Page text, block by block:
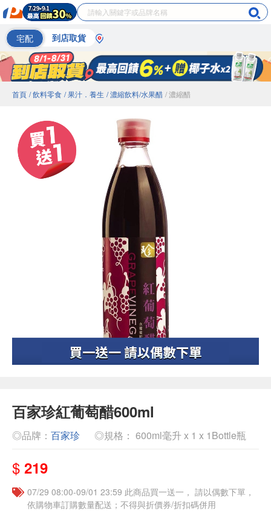
宅配 到店取貨
首頁 / 飲料零食 / 果汁．養生 / 濃縮飲料/水果醋 / 濃縮醋
百家珍紅葡萄醋600ml
◎品牌： 百家珍 ◎規格： 600ml毫升 x 1 x 1Bottle瓶
$ 219
07/29 08:00-09/01 23:59 此商品買一送一， 請以偶數下單，
依購物車訂購數量配送；不得與折價券/折扣碼併用